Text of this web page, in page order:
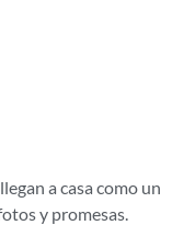
a casa como un
y promesas.